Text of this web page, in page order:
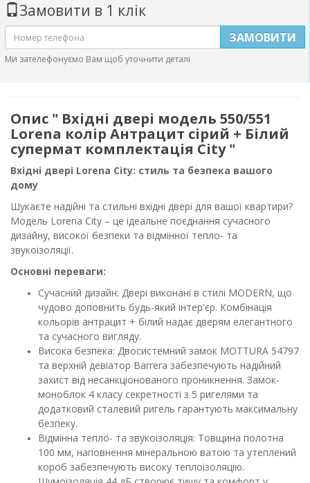
Замовити в 1 клік
ЗАМОВИТИ
Ми зателефонуємо Вам щоб уточнити деталі
Опис " Вхідні двері модель 550/551
Lorena колір Антрацит сірий + Білий
супермат комплектація City "
Вхідні двері Lorena City: стиль та безпека вашого
дому
Шукаєте надійні та стильні вхідні двері для вашої квартири?
Модель Lorena City – це ідеальне поєднання сучасного
дизайну, високої безпеки та відмінної тепло- та
звукоізоляції.
Основні переваги:
Сучасний дизайн: Двері виконані в стилі MODERN, що
чудово доповнить будь-який інтер'єр. Комбінація
кольорів антрацит + білий надає дверям елегантного
та сучасного вигляду.
Висока безпека: Двосистемний замок MOTTURA 54797
та верхній девіатор Barrera забезпечують надійний
захист від несанкціонованого проникнення. Замок-
моноблок 4 класу секретності з 5 ригелями та
додатковий сталевий ригель гарантують максимальну
безпеку.
Відмінна тепло- та звукоізоляція: Товщина полотна
100 мм, наповнення мінеральною ватою та утеплений
короб забезпечують високу теплоізоляцію.